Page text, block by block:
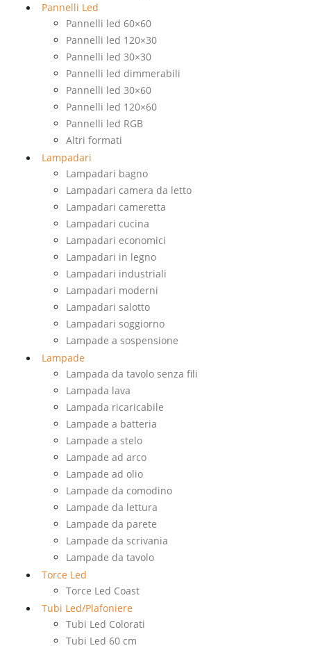
Pannelli Led
Pannelli led 60×60
Pannelli led 120×30
Pannelli led 30×30
Pannelli led dimmerabili
Pannelli led 30×60
Pannelli led 120×60
Pannelli led RGB
Altri formati
Lampadari
Lampadari bagno
Lampadari camera da letto
Lampadari cameretta
Lampadari cucina
Lampadari economici
Lampadari in legno
Lampadari industriali
Lampadari moderni
Lampadari salotto
Lampadari soggiorno
Lampade a sospensione
Lampade
Lampada da tavolo senza fili
Lampada lava
Lampada ricaricabile
Lampade a batteria
Lampade a stelo
Lampade ad arco
Lampade ad olio
Lampade da comodino
Lampade da lettura
Lampade da parete
Lampade da scrivania
Lampade da tavolo
Torce Led
Torce Led Coast
Tubi Led/Plafoniere
Tubi Led Colorati
Tubi Led 60 cm